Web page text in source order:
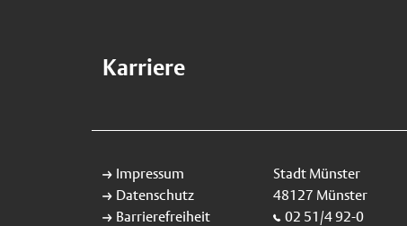
Karriere
Impressum
Datenschutz
Barrierefreiheit
Stadt Münster
48127 Münster
02 51/4 92-0